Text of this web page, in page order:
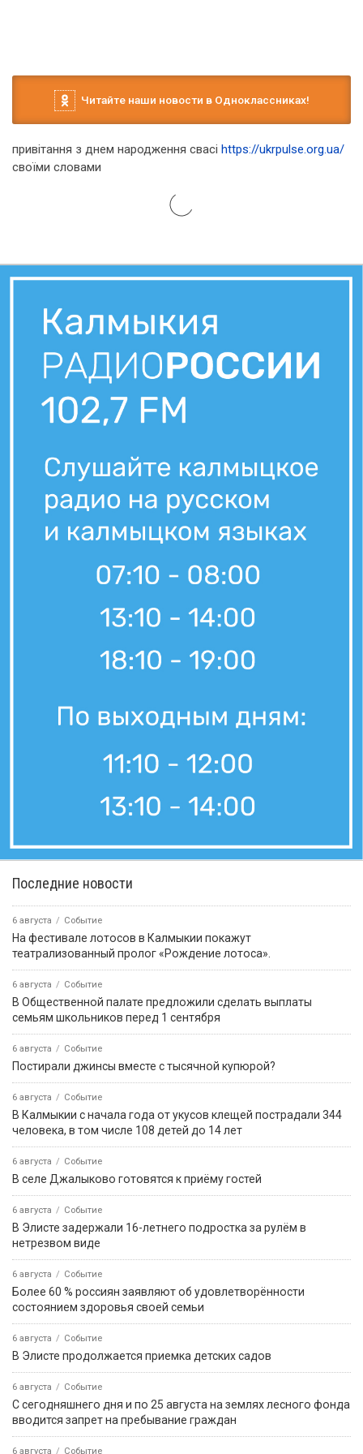
Читайте наши новости в Одноклассниках!
привітання з днем народження свасі https://ukrpulse.org.ua/
своїми словами
Последние новости
6 августа Событие
На фестивале лотосов в Калмыкии покажут
театрализованный пролог «Рождение лотоса».
6 августа Событие
В Общественной палате предложили сделать выплаты
семьям школьников перед 1 сентября
6 августа Событие
Постирали джинсы вместе с тысячной купюрой?
6 августа Событие
В Калмыкии с начала года от укусов клещей пострадали 344
человека, в том числе 108 детей до 14 лет
6 августа Событие
В селе Джалыково готовятся к приёму гостей
6 августа Событие
В Элисте задержали 16-летнего подростка за рулём в
нетрезвом виде
6 августа Событие
Более 60 % россиян заявляют об удовлетворённости
состоянием здоровья своей семьи
6 августа Событие
В Элисте продолжается приемка детских садов
6 августа Событие
С сегодняшнего дня и по 25 августа на землях лесного фонда
вводится запрет на пребывание граждан
6 августа Событие